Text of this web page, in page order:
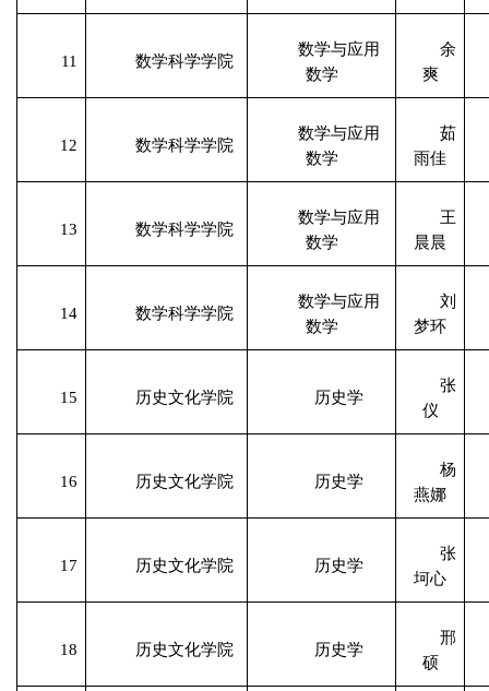
11 数学科学学院
数学与应用
数学
余
爽
12 数学科学学院
数学与应用
数学
茹
雨佳
13 数学科学学院
数学与应用
数学
王
晨晨
14 数学科学学院
数学与应用
数学
刘
梦环
15 历史文化学院 历史学
张
仪
16 历史文化学院 历史学
杨
燕娜
17 历史文化学院 历史学
张
坷心
18 历史文化学院 历史学
邢
硕